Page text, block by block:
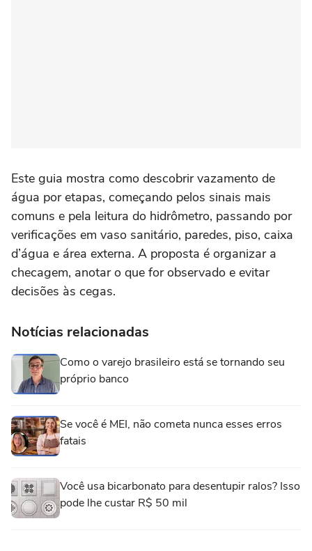
Este guia mostra como descobrir vazamento de
água por etapas, começando pelos sinais mais
comuns e pela leitura do hidrômetro, passando por
verificações em vaso sanitário, paredes, piso, caixa
d’água e área externa. A proposta é organizar a
checagem, anotar o que for observado e evitar
decisões às cegas.
Notícias relacionadas
Como o varejo brasileiro está se tornando seu
próprio banco
Se você é MEI, não cometa nunca esses erros
fatais
Você usa bicarbonato para desentupir ralos? Isso
pode lhe custar R$ 50 mil